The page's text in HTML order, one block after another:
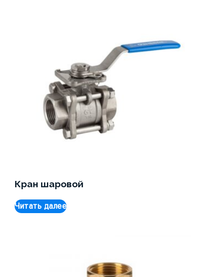
Кран шаровой
Читать далее